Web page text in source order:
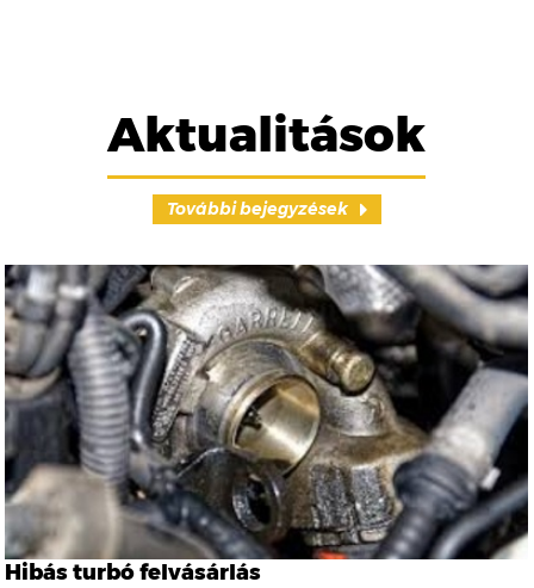
Aktualitások
További bejegyzések
Hibás turbó felvásárlás